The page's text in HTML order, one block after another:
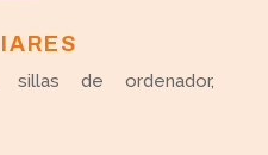
sillas de ordenador,